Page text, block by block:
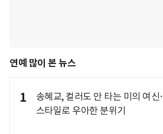
연예 많이 본 뉴스
1
송혜교, 컬러도 안 타는 미의 여
스타일로 우아한 분위기